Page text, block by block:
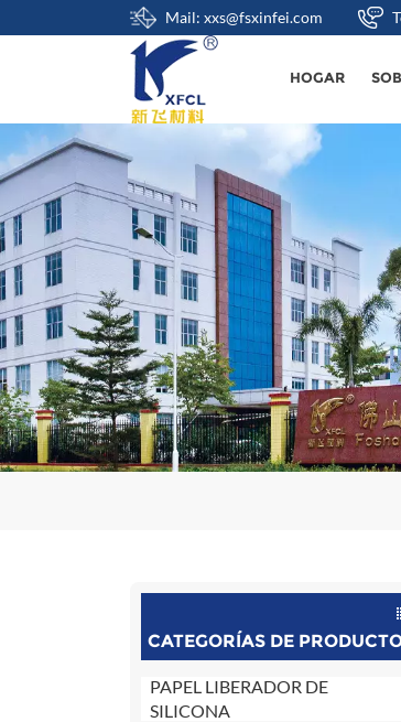
Mail: xxs@fsxinfei.com
HOGAR
CATEGORÍAS DE
PAPEL LIBERADOR DE
SILICONA